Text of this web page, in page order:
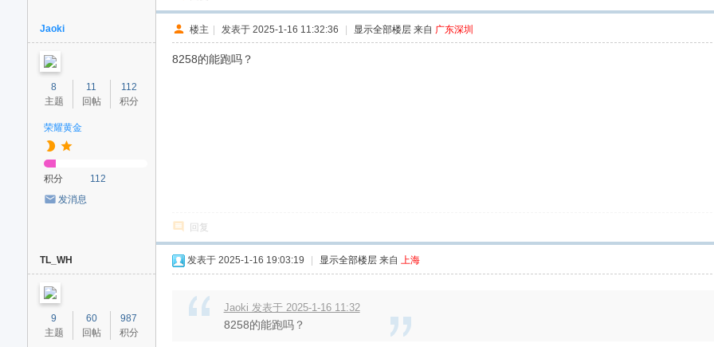
Jaoki
8
主题
11
回帖
112
积分
荣耀黄金
积分
112
发消息
楼主 | 发表于 2025-1-16 11:32:36 | 显示全部楼层 来自 广东深圳
8258的能跑吗？
回复
TL_WH
9
主题
60
回帖
987
积分
发表于 2025-1-16 19:03:19 显示全部楼层来自 上海
Jaoki 发表于 2025-1-16 11:32
8258的能跑吗？